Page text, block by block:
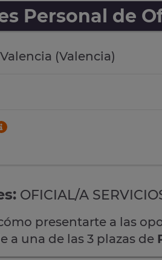
Personal de
Valencia (Valencia)
OFICIAL/A
presentarte a las
a una de las 3 plazas de